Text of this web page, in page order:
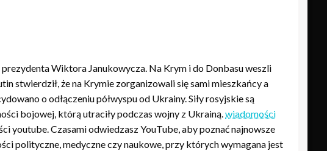
Wiktora Janukowycza. Na Krym i do Donbasu weszli
stwierdził, że na Krymie zorganizowali się sami mieszkańcy a
o odłączeniu półwyspu od Ukrainy. Siły rosyjskie są
bojowej, którą utraciły podczas wojny z Ukrainą. wiadomości
youtube. Czasami odwiedzasz YouTube, aby poznać najnowsze
polityczne, medyczne czy naukowe, przy których wymagana jest